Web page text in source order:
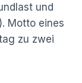
und
Motto eines
zu zwei